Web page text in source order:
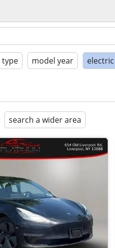
type model year electric
search a wider area